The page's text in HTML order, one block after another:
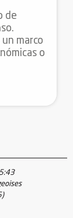
de
marco
o
)